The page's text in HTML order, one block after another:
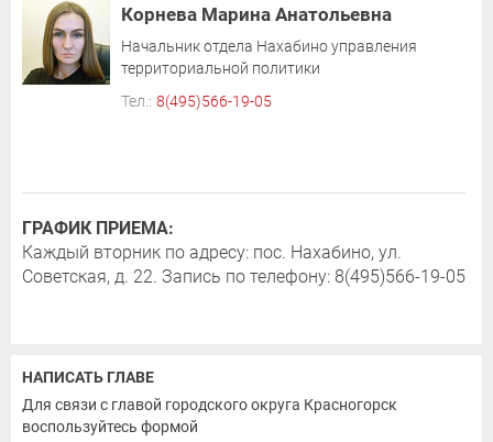
Корнева Марина Анатольевна
Начальник отдела Нахабино управления
территориальной политики
Тел.: 8(495)566-19-05
ГРАФИК ПРИЕМА:
Каждый вторник по адресу: пос. Нахабино, ул.
Советская, д. 22. Запись по телефону: 8(495)566-19-05
НАПИСАТЬ ГЛАВЕ
Для связи c главой городского округа Красногорск
воспользуйтесь формой